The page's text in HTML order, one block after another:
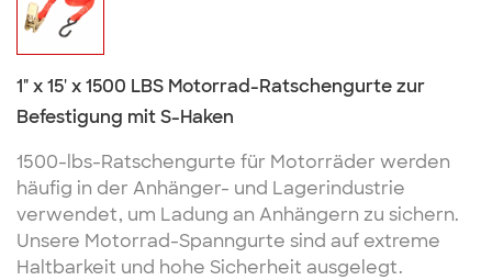
1" x 15' x 1500 LBS Motorrad-Ratschengurte zur
Befestigung mit S-Haken
1500-lbs-Ratschengurte für Motorräder werden
häufig in der Anhänger- und Lagerindustrie
verwendet, um Ladung an Anhängern zu sichern.
Unsere Motorrad-Spanngurte sind auf extreme
Haltbarkeit und hohe Sicherheit ausgelegt.